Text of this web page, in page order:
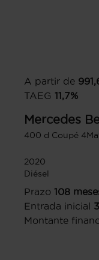
A partir de
TAEG 11,7%
Mercedes
400 d Coupé
2020
Diésel
Prazo 108
Entrada inicial
Montante